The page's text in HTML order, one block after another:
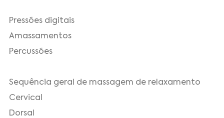
Pressões digitais
Amassamentos
Percussões
Sequência geral de massagem de relaxamento
Cervical
Dorsal